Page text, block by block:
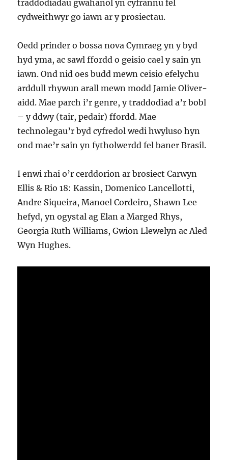
traddodiadau gwahanol yn cyfrannu fel
cydweithwyr go iawn ar y prosiectau.
Oedd prinder o bossa nova Cymraeg yn y byd
hyd yma, ac sawl ffordd o geisio cael y sain yn
iawn. Ond nid oes budd mewn ceisio efelychu
arddull rhywun arall mewn modd Jamie Oliver-
aidd. Mae parch i’r genre, y traddodiad a’r bobl
– y ddwy (tair, pedair) ffordd. Mae
technolegau’r byd cyfredol wedi hwyluso hyn
ond mae’r sain yn fytholwerdd fel baner Brasil.
I enwi rhai o’r cerddorion ar brosiect Carwyn
Ellis & Rio 18: Kassin, Domenico Lancellotti,
Andre Siqueira, Manoel Cordeiro, Shawn Lee
hefyd, yn ogystal ag Elan a Marged Rhys,
Georgia Ruth Williams, Gwion Llewelyn ac Aled
Wyn Hughes.